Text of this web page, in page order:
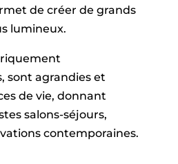
de créer de grands
lumineux.
sont agrandies et
de vie, donnant
salons-séjours,
contemporaines.